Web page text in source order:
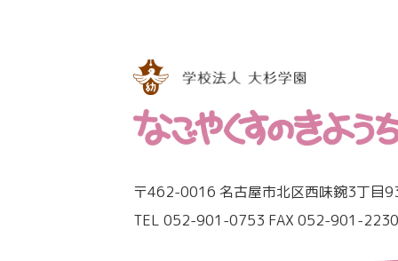
〒462-0016 名古屋市北区西味鋺3丁目
TEL 052-901-0753 FAX 052-901-2230